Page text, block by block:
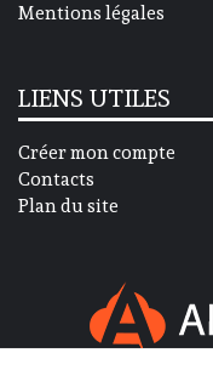
Mentions légales
LIENS UTILES
Créer mon compte
Contacts
Plan du site